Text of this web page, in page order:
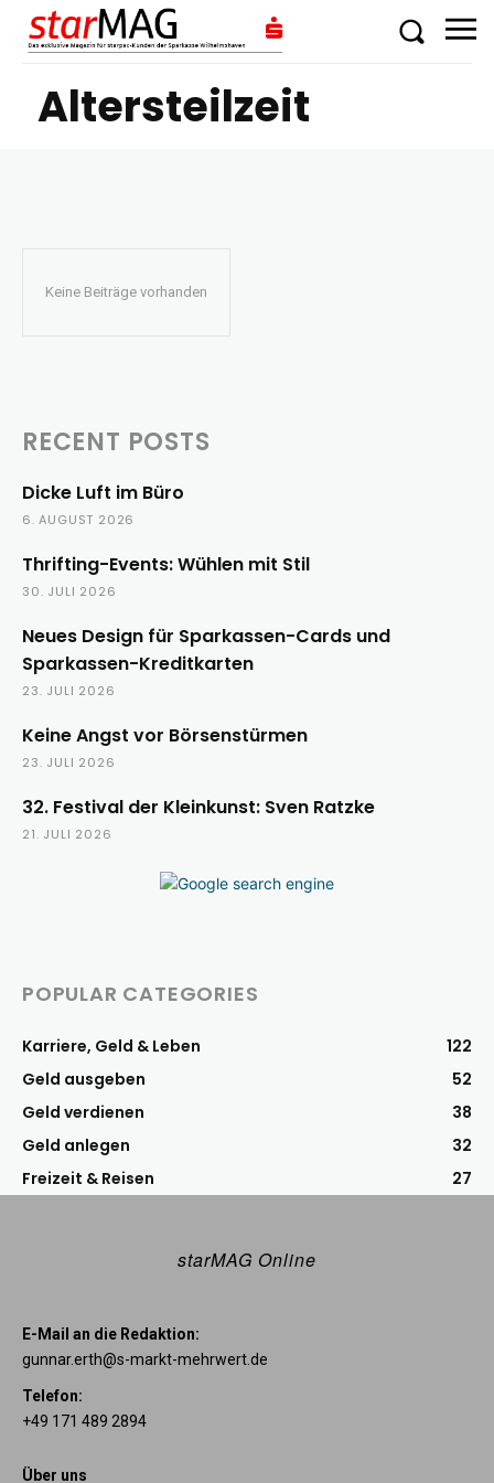
Altersteilzeit
Keine Beiträge vorhanden
RECENT POSTS
Dicke Luft im Büro
6. AUGUST 2026
Thrifting-Events: Wühlen mit Stil
30. JULI 2026
Neues Design für Sparkassen-Cards und
Sparkassen-Kreditkarten
23. JULI 2026
Keine Angst vor Börsenstürmen
23. JULI 2026
32. Festival der Kleinkunst: Sven Ratzke
21. JULI 2026
POPULAR CATEGORIES
Karriere, Geld & Leben
122
Geld ausgeben
52
Geld verdienen
38
Geld anlegen
32
Freizeit & Reisen
27
starMAG Online
E-Mail an die Redaktion:
gunnar.erth@s-markt-mehrwert.de
Telefon:
+49 171 489 2894
Über uns